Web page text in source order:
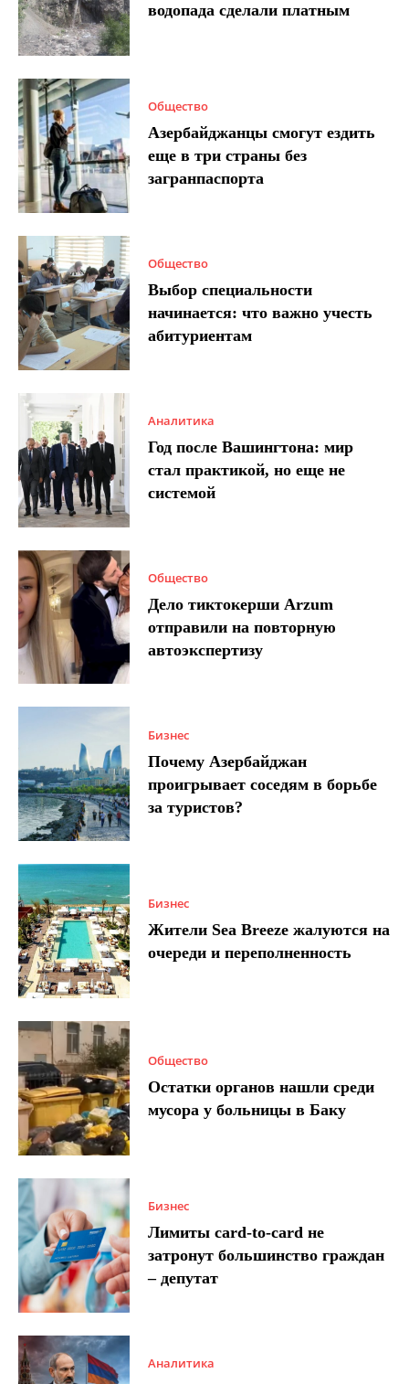
водопада сделали платным
Общество
Азербайджанцы смогут ездить
еще в три страны без
загранпаспорта
Общество
Выбор специальности
начинается: что важно учесть
абитуриентам
Аналитика
Год после Вашингтона: мир
стал практикой, но еще не
системой
Общество
Дело тиктокерши Arzum
отправили на повторную
автоэкспертизу
Бизнес
Почему Азербайджан
проигрывает соседям в борьбе
за туристов?
Бизнес
Жители Sea Breeze жалуются на
очереди и переполненность
Общество
Остатки органов нашли среди
мусора у больницы в Баку
Бизнес
Лимиты card-to-card не
затронут большинство граждан
– депутат
Аналитика